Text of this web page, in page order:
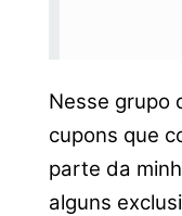
Nesse grupo
cupons que
parte da
alguns